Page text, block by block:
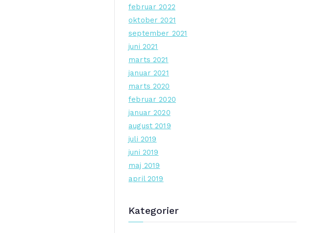
februar 2022
oktober 2021
september 2021
juni 2021
marts 2021
januar 2021
marts 2020
februar 2020
januar 2020
august 2019
juli 2019
juni 2019
maj 2019
april 2019
Kategorier